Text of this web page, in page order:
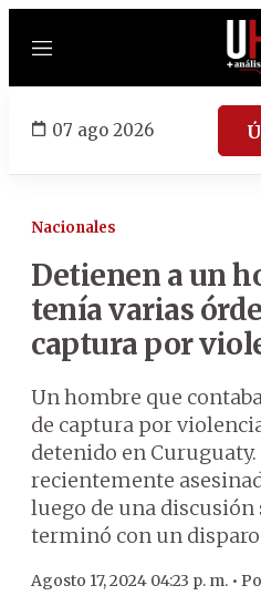
Menú
07 ago 2026
Nacionales
Detienen a un
tenía varias
captura por
Un hombre que
de captura por
detenido en Curuguaty.
recientemente
luego de una discusión
terminó con un disparo
Agosto 17, 2024 04:23 p. m. •